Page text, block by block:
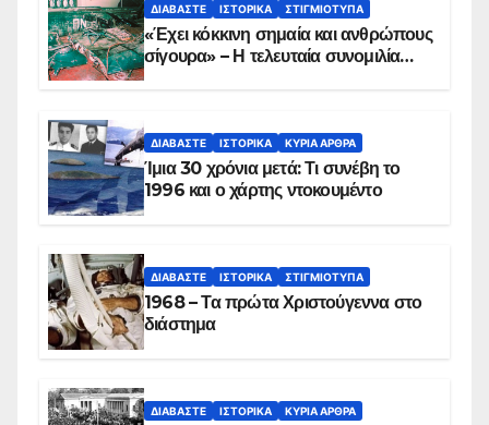
ΔΙΑΒΆΣΤΕ ΙΣΤΟΡΙΚΆ ΣΤΙΓΜΙΌΤΥΠΑ
«Έχει κόκκινη σημαία και ανθρώπους
σίγουρα» – Η τελευταία συνομιλία
ΔΙΑΒΆΣΤΕ ΙΣΤΟΡΙΚΆ ΚΥΡΙΑ ΑΡΘΡΑ
Ίμια 30 χρόνια μετά: Τι συνέβη το
1996 και ο χάρτης ντοκουμέντο
ΔΙΑΒΆΣΤΕ ΙΣΤΟΡΙΚΆ ΣΤΙΓΜΙΌΤΥΠΑ
1968 – Τα πρώτα Χριστούγεννα στο
διάστημα
ΔΙΑΒΆΣΤΕ ΙΣΤΟΡΙΚΆ ΚΥΡΙΑ ΑΡΘΡΑ